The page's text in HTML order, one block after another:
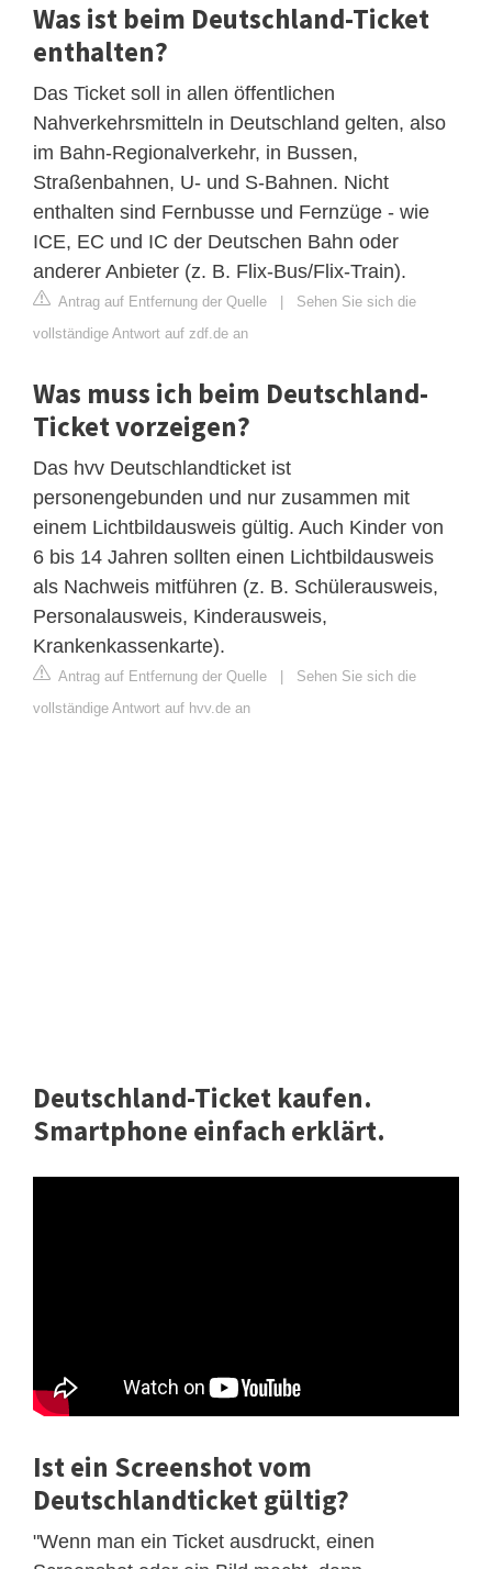
Was ist beim Deutschland-Ticket
enthalten?
Das Ticket soll in allen öffentlichen
Nahverkehrsmitteln in Deutschland gelten, also
im Bahn-Regionalverkehr, in Bussen,
Straßenbahnen, U- und S-Bahnen. Nicht
enthalten sind Fernbusse und Fernzüge - wie
ICE, EC und IC der Deutschen Bahn oder
anderer Anbieter (z. B. Flix-Bus/Flix-Train).
Antrag auf Entfernung der Quelle
Sehen Sie sich die
vollständige Antwort auf zdf.de an
Was muss ich beim Deutschland-
Ticket vorzeigen?
Das hvv Deutschlandticket ist
personengebunden und nur zusammen mit
einem Lichtbildausweis gültig. Auch Kinder von
6 bis 14 Jahren sollten einen Lichtbildausweis
als Nachweis mitführen (z. B. Schülerausweis,
Personalausweis, Kinderausweis,
Krankenkassenkarte).
Antrag auf Entfernung der Quelle
Sehen Sie sich die
vollständige Antwort auf hvv.de an
Deutschland-Ticket kaufen.
Smartphone einfach erklärt.
Ist ein Screenshot vom
Deutschlandticket gültig?
"Wenn man ein Ticket ausdruckt, einen